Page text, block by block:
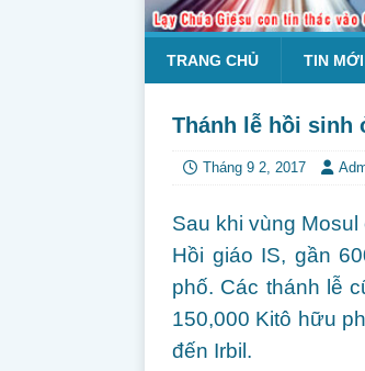
TRANG CHỦ TIN
Thánh lễ hồi sinh
Tháng 9 2, 2017
Sau khi vùng
Hồi giáo IS, gần
phố. Các thánh lễ
150,000 Kitô hữu
đến Irbil.